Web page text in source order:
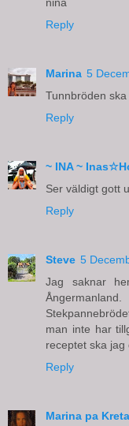
Reply
Marina 5
Tunnbröden
Reply
~ INA ~
Ser väldigt gott
Reply
Steve 5
Jag saknar
Ångermanland.
man inte har
receptet ska jag
Reply
Marina pa Kreta